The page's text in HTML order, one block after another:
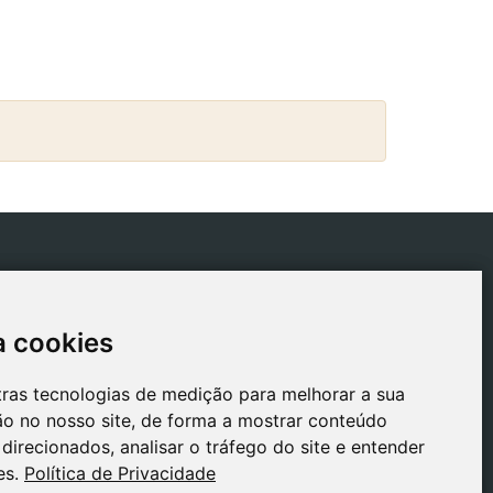
cookies
tecnologias de medição para melhorar a sua
no nosso site, de forma a mostrar conteúdo
analisar o tráfego do site e entender
Política de Privacidade
cookies
tecnologias de medição para melhorar a sua
no nosso site, de forma a mostrar conteúdo
analisar o tráfego do site e entender
Política de Privacidade
de Cookies
de
Legal
Madrid
+34 918 459 877
Segunda a Sexta